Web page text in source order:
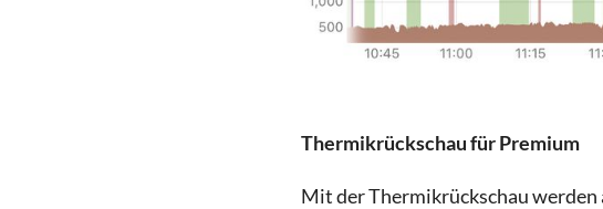
Thermikrückschau für Premium
Mit der Thermikrückschau werden